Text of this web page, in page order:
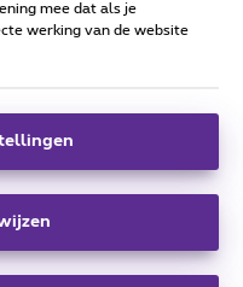
Proximus
conform het
mee dat als je
werking van de website